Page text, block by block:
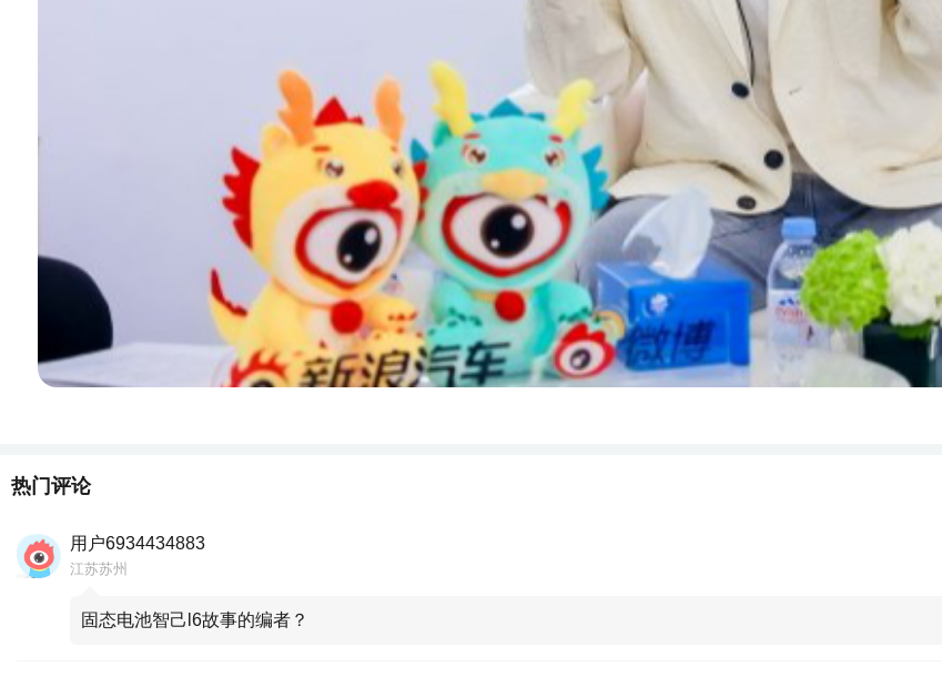
热门评论
用户6934434883
江苏苏州
固态电池智己l6故事的编者？